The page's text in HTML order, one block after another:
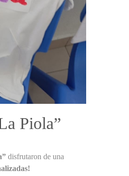
Piola”
disfrutaron de una